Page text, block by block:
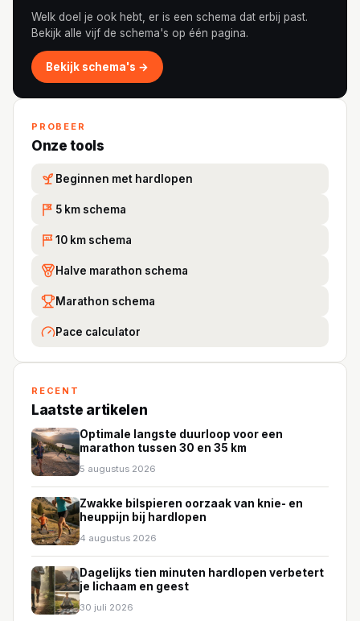
Welk doel je ook hebt, er is een schema dat erbij past.
Bekijk alle vijf de schema's op één pagina.
Bekijk schema's →
PROBEER
Onze tools
Beginnen met hardlopen
5K 5 km schema
10 10 km schema
Halve marathon schema
Marathon schema
Pace calculator
RECENT
Laatste artikelen
Optimale langste duurloop voor een
marathon tussen 30 en 35 km
5 augustus 2026
Zwakke bilspieren oorzaak van knie- en
heuppijn bij hardlopen
4 augustus 2026
Dagelijks tien minuten hardlopen verbetert
je lichaam en geest
30 juli 2026